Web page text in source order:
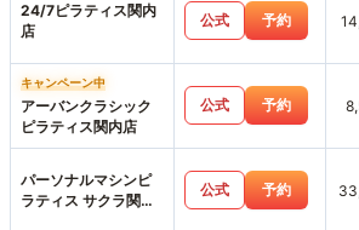
24/7ピラティス関内
店
公式 予約
キャンペーン中
アーバンクラシック
ピラティス関内店
公式 予約
パーソナルマシンピ
ラティス サクラ関内
公式 予約